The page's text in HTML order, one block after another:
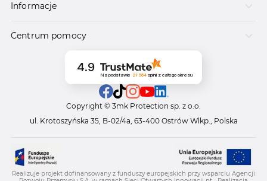
Informacje
Centrum pomocy
4.9
Na podstawie 21 564 opinii z całego okresu
Copyright © 3mk Protection sp. z o.o.
ul. Krotoszyńska 35, B-02/4a, 63-400 Ostrów Wlkp., Polska
Realizuje projekt dofinansowany z funduszy europejskich przy wsparciu Agencji